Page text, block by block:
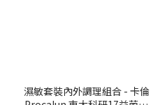
濕敏套裝內外調理組合 - 卡倫